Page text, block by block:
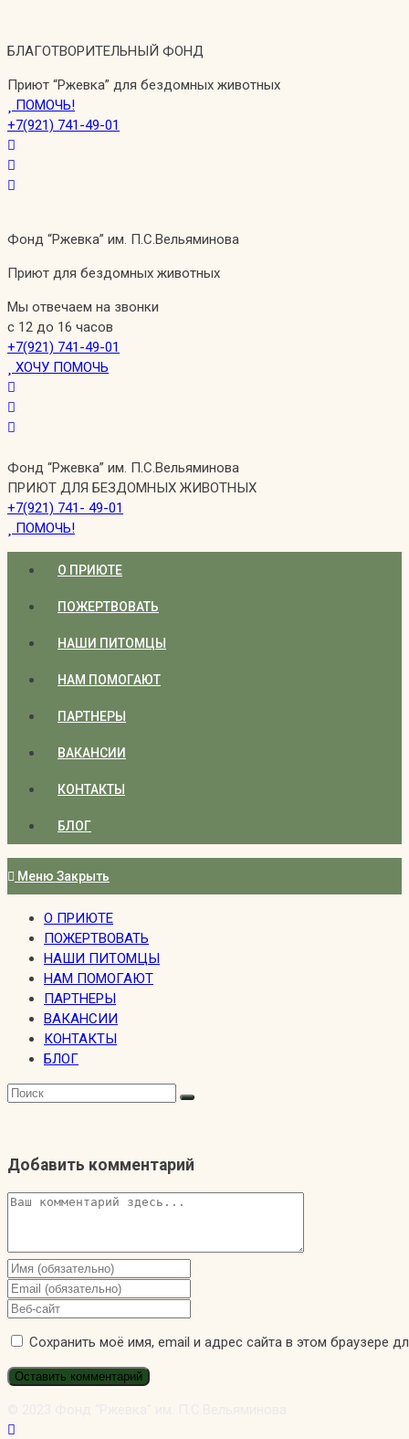
содержимому
БЛАГОТВОРИТЕЛЬНЫЙ ФОНД
Приют “Ржевка” для бездомных животных
ПОМОЧЬ!
+7(921) 741-49-01
Фонд “Ржевка” им. П.С.Вельяминова
Приют для бездомных животных
Мы отвечаем на звонки
с 12 до 16 часов
+7(921) 741-49-01
ХОЧУ ПОМОЧЬ
Фонд “Ржевка” им. П.С.Вельяминова
ПРИЮТ ДЛЯ БЕЗДОМНЫХ ЖИВОТНЫХ
+7(921) 741- 49-01
ПОМОЧЬ!
О ПРИЮТЕ
ПОЖЕРТВОВАТЬ
НАШИ ПИТОМЦЫ
НАМ ПОМОГАЮТ
ПАРТНЕРЫ
ВАКАНСИИ
КОНТАКТЫ
БЛОГ
Меню Закрыть
О ПРИЮТЕ
ПОЖЕРТВОВАТЬ
НАШИ ПИТОМЦЫ
НАМ ПОМОГАЮТ
ПАРТНЕРЫ
ВАКАНСИИ
КОНТАКТЫ
БЛОГ
Добавить комментарий
Комментарий
Введите
свое
имя
имя
пользователя,
чтобы
Введите
свой
адрес,
чтобы
прокомментировать
Введите
вашего
веб-
сайта
Сохранить моё имя, email и адрес сайта в этом браузере